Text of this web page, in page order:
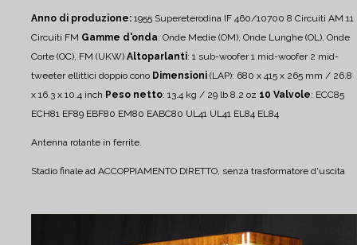
Anno di produzione: 1955 Supereterodina IF 460/10700 8 Circuiti AM 11
Circuiti FM Gamme d'onda: Onde Medie (OM), Onde Lunghe (OL), Onde
Corte (OC), FM (UKW) Altoparlanti: 1 sub-woofer1 mid-woofer2 mid-
tweeter ellittici doppio cono Dimensioni (LAP): 680 x 415 x 265 mm / 26.8
x 16.3 x 10.4 inch Peso netto: 13.4 kg / 29 lb 8.2 oz 10 Valvole: ECC85
ECH81 EF89 EBF80 EM80 EABC80 UL41 UL41 EL84 EL84
Antenna rotante in ferrite.
Stadio finale ad ACCOPPIAMENTO DIRETTO, senza trasformatore d'uscita